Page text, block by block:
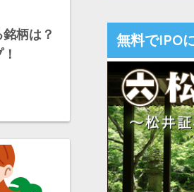
柄は？
無料でIPO